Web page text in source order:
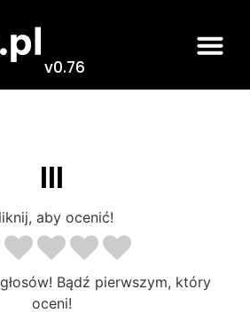
v0.76
III
aby ocenić!
Bądź pierwszym, który
oceni!